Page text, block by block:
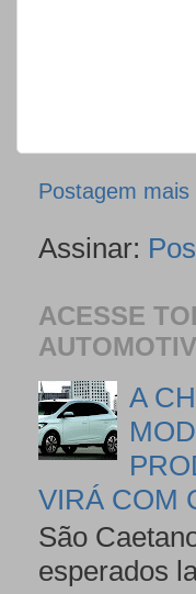
Postagem mais
Assinar:
ACESSE
A
VIRÁ COM
São
esperados